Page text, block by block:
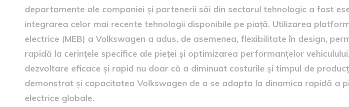
departamente ale companiei și partenerii săi din sectorul tehnologic a fost
integrarea celor mai recente tehnologii disponibile pe piață. Utilizarea
electrice (MEB) a Volkswagen a adus, de asemenea, flexibilitate în design,
rapidă la cerințele specifice ale pieței și optimizarea performanțelor
dezvoltare eficace și rapid nu doar că a diminuat costurile și timpul de
demonstrat și capacitatea Volkswagen de a se adapta la dinamica rapidă a
electrice globale.